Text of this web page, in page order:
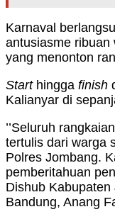
Karnaval
antusiasme ribuan
yang menonton
Starthingga finish
Kalianyar di
’’Seluruh
tertulis dari warga
Polres Jombang.
pemberitahuan
Dishub Kabupaten
Bandung, Anang